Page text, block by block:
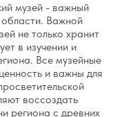
музей - важный
Важной
не только хранит
в изучении и
Все музейные
и важны для
воссоздать
региона с древних